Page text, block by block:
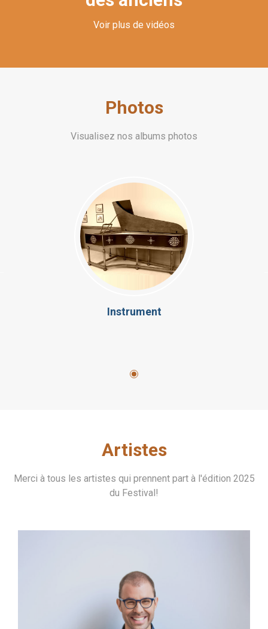
Voir plus de vidéos
Photos
Visualisez nos albums photos
Instrument
Artistes
Merci à tous les artistes qui prennent part à l'édition 2025
du Festival!